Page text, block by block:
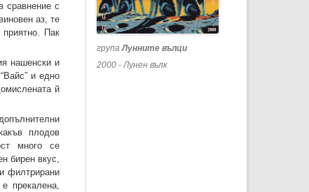
сравнение с
аз, те
Пак
нашенски и
и едно
й
плодов
много се
бирен вкус,
филтрирани
прекалена,
групаЛунните вълци
2000 - Лунен вълк